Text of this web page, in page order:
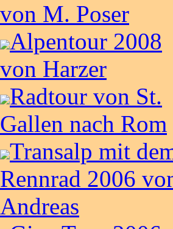
von M. Poser
Alpentour 2008
von Harzer
Radtour von St.
Gallen nach Rom
Transalp mit
Rennrad 2006
Andreas